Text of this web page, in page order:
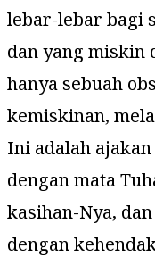
lebar-lebar bagi
dan yang miskin
hanya sebuah
kemiskinan,
Ini adalah
dengan mata
kasihan-Nya,
dengan